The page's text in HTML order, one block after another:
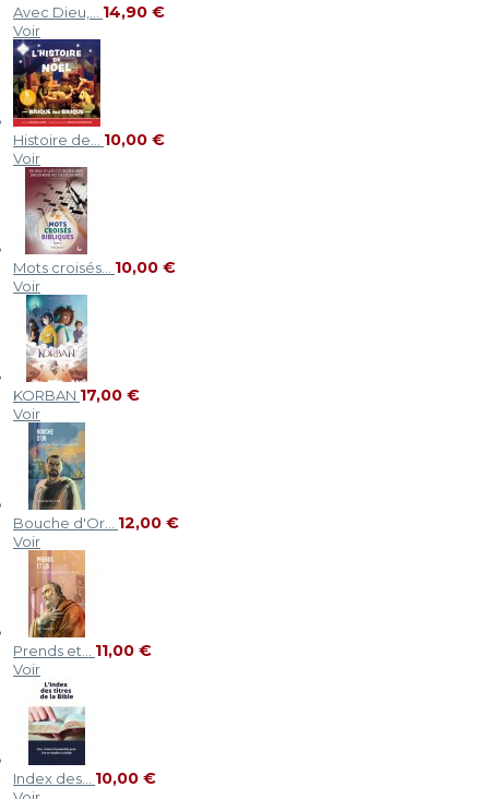
Avec Dieu,... 14,90 €
Voir
Histoire de... 10,00 €
Voir
Mots croisés... 10,00 €
Voir
KORBAN 17,00 €
Voir
Bouche d'Or... 12,00 €
Voir
Prends et... 11,00 €
Voir
Index des... 10,00 €